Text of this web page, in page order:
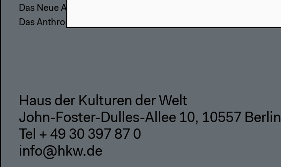
Das Neue Alphabet
Das Anthropozän am HKW
Haus der Kulturen der Welt
John-Foster-Dulles-Allee 10, 10557 Berlin
Tel + 49 30 397 87 0
info@hkw.de